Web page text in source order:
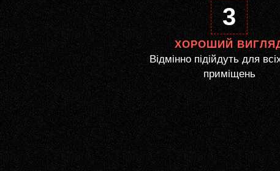
3
ХОРОШИЙ
Відмінно підійдуть для
приміщень